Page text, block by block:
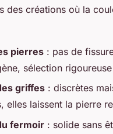
des créations où la
pierres : pas de
sélection rigoureuse
griffes : discrètes
elles laissent la pierre
fermoir : solide sans